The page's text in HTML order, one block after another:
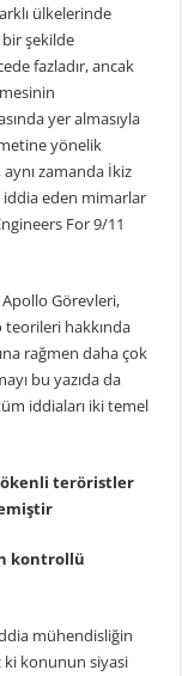
ülkelerinde
bir şekilde
fazladır, ancak
yer almasıyla
yönelik
zamanda İkiz
iddia eden mimarlar
For 9/11
Görevleri,
teorileri hakkında
rağmen daha çok
bu yazıda da
iddiaları iki temel
teröristler
kontrollü
mühendisliğin
ki konunun siyasi